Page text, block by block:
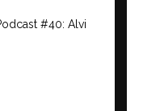
#40: Alvi